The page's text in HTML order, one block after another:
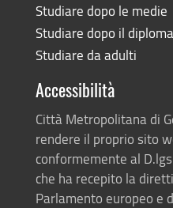
Studiare dopo le medie
Studiare dopo il diploma
Studiare da adulti
Accessibilità
Città Metropolitana di
rendere il proprio sito
conformemente al
che ha recepito la
Parlamento europeo e